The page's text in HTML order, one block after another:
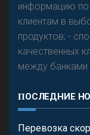
информацию по
клиентам в
продуктов; -
качественных
между банками
ПОСЛЕДНИЕ
Перевозка